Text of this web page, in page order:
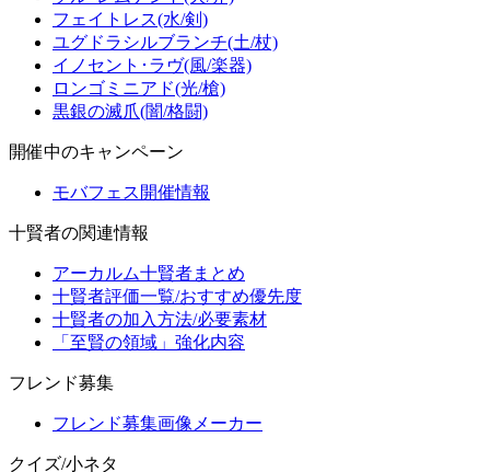
フェイトレス(水/剣)
ユグドラシルブランチ(土/杖)
イノセント･ラヴ(風/楽器)
ロンゴミニアド(光/槍)
黒銀の滅爪(闇/格闘)
開催中のキャンペーン
モバフェス開催情報
十賢者の関連情報
アーカルム十賢者まとめ
十賢者評価一覧/おすすめ優先度
十賢者の加入方法/必要素材
「至賢の領域」強化内容
フレンド募集
フレンド募集画像メーカー
クイズ/小ネタ